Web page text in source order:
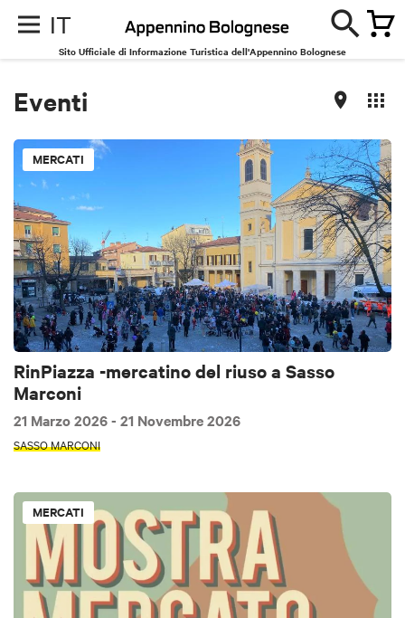
IT
Sito Ufficiale di Informazione Turistica dell'Appennino Bolognese
Eventi
MERCATI
RinPiazza -mercatino del riuso a Sasso
Marconi
21 Marzo 2026- 21 Novembre 2026
SASSO MARCONI
MERCATI